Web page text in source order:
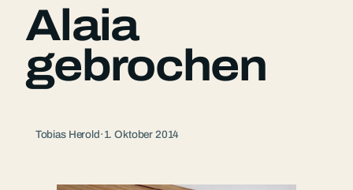
Alaia
gebrochen
Tobias Herold· 1. Oktober 2014